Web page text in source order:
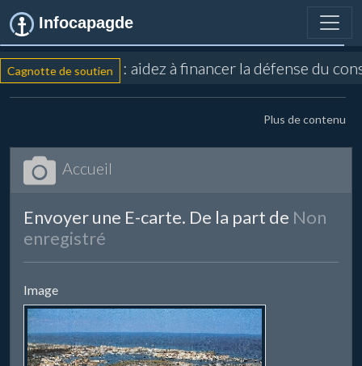
Infocapagde
Cagnotte de soutien : aidez à financer la défense du
Plus de contenu
Accueil
Envoyer une E-carte. De la part de Non
enregistré
Image